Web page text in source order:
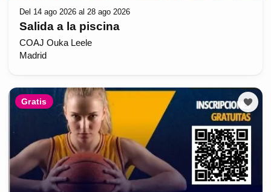
Del 14 ago 2026 al 28 ago 2026
Salida a la piscina
COAJ Ouka Leele
Madrid
Gratis